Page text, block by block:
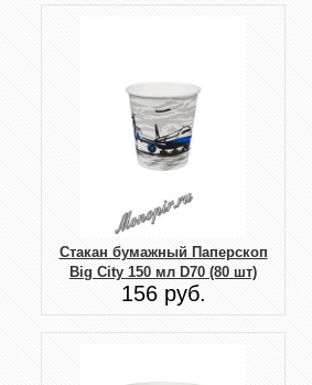
Стакан бумажный Паперскоп
Big City 150 мл D70 (80 шт)
156 руб.